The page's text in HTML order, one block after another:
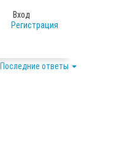
Вход
Регистрация
Последние ответы